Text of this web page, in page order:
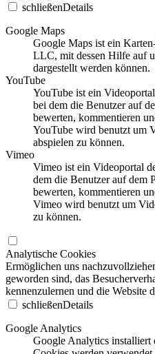
schließenDetails
Google Maps
Google Maps ist ein
LLC, mit dessen Hilfe auf
dargestellt werden können.
YouTube
YouTube ist ein
bei dem die Benutzer auf
bewerten, kommentieren
YouTube wird benutzt um
abspielen zu können.
Vimeo
Vimeo ist ein Videoportal
dem die Benutzer auf dem
bewerten, kommentieren
Vimeo wird benutzt um
zu können.
Analytische Cookies
Ermöglichen uns
geworden sind, das
kennenzulernen und die Website
schließenDetails
Google Analytics
Google Analytics installiert